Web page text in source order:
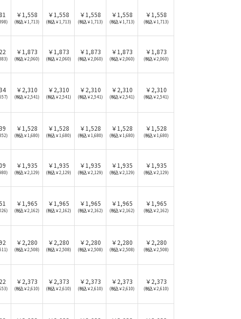
￥1,558
(税込￥1,713)
￥1,558
(税込￥1,713)
￥1,558
(税込￥1,713)
￥1,558
(税込￥1,713)
￥1,558
(税込￥1,713)
￥1,873
(税込￥2,060)
￥1,873
(税込￥2,060)
￥1,873
(税込￥2,060)
￥1,873
(税込￥2,060)
￥1,873
(税込￥2,060)
￥2,310
(税込￥2,541)
￥2,310
(税込￥2,541)
￥2,310
(税込￥2,541)
￥2,310
(税込￥2,541)
￥2,310
(税込￥2,541)
￥1,528
(税込￥1,680)
￥1,528
(税込￥1,680)
￥1,528
(税込￥1,680)
￥1,528
(税込￥1,680)
￥1,528
(税込￥1,680)
￥1,935
(税込￥2,129)
￥1,935
(税込￥2,129)
￥1,935
(税込￥2,129)
￥1,935
(税込￥2,129)
￥1,935
(税込￥2,129)
￥1,965
(税込￥2,162)
￥1,965
(税込￥2,162)
￥1,965
(税込￥2,162)
￥1,965
(税込￥2,162)
￥1,965
(税込￥2,162)
￥2,280
(税込￥2,508)
￥2,280
(税込￥2,508)
￥2,280
(税込￥2,508)
￥2,280
(税込￥2,508)
￥2,280
(税込￥2,508)
￥2,373
(税込￥2,610)
￥2,373
(税込￥2,610)
￥2,373
(税込￥2,610)
￥2,373
(税込￥2,610)
￥2,373
(税込￥2,610)